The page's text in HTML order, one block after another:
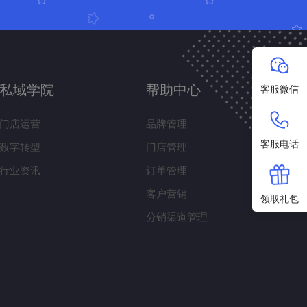
私域学院
门店运营
数字转型
行业资讯
帮助中心
品牌管理
门店管理
订单管理
客户营销
分销渠道管理
客服微信
客服电话
领取礼包